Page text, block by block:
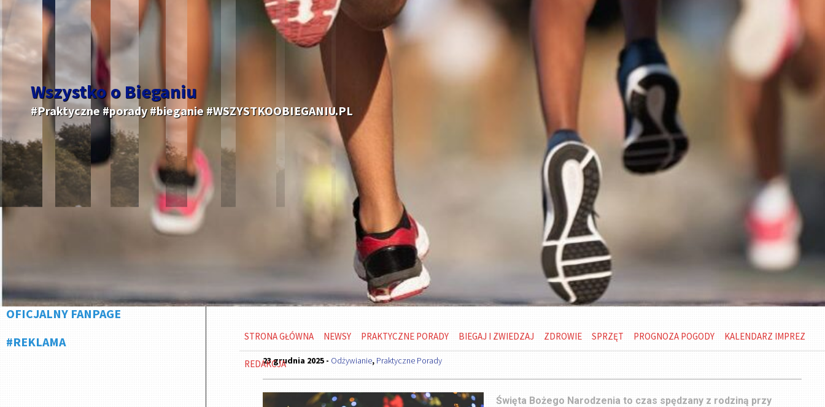
Wszystko o Bieganiu
#Praktyczne #porady #bieganie #WSZYSTKOOBIEGANIU.PL
OFICJALNY FANPAGE
#REKLAMA
STRONA GŁÓWNA NEWSY PRAKTYCZNE PORADY BIEGAJ I ZWIEDZAJ ZDROWIE SPRZĘT PROGNOZA POGODY KALENDARZ IMPREZ
REDAKCJA
23 grudnia 2025 - Odżywianie, Praktyczne Porady
Święta Bożego Narodzenia to czas spędzany z rodziną przy